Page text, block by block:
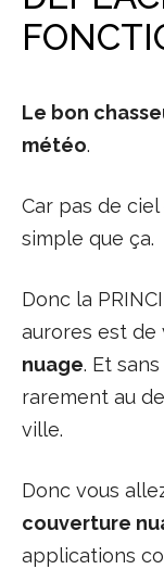
Le bon
météo.
Car pas de ciel
simple que ça.
Donc la
aurores est de
nuage. Et
rarement au
ville.
Donc vous
couverture
applications